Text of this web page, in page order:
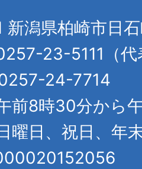
潟県柏崎市日
23-5111（代
24-7714
前8時30分から
曜日、祝日、年